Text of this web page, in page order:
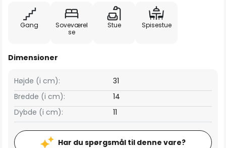
Gang
Soveværel
se
Stue Spisestue
Dimensioner
Bredde (i cm): 14
Højde (i cm): 31
Dybde (i cm): 11
Har du spørgsmål til denne vare?